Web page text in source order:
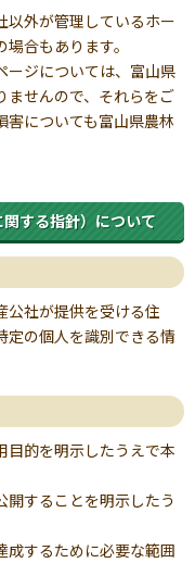
以外が管理しているホー
合もあります。
ージについては、富山県
ませんので、それらをご
についても富山県農林
する指針）について
公社が提供を受ける住
定の個人を識別できる情
目的を明示したうえで本
開することを明示したう
成するために必要な範囲